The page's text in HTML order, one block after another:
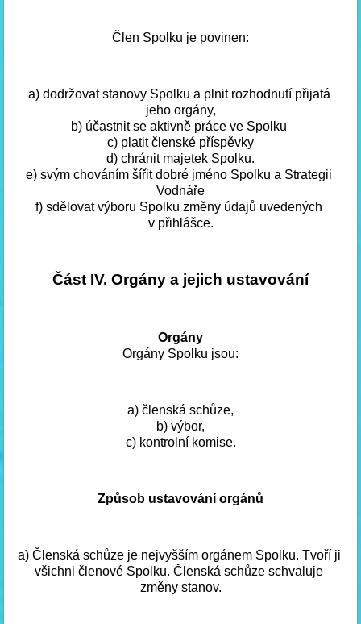
Člen Spolku je povinen:
a) dodržovat stanovy Spolku a plnit rozhodnutí přijatá
jeho orgány,
b) účastnit se aktivně práce ve Spolku
c) platit členské příspěvky
d) chránit majetek Spolku.
e) svým chováním šířit dobré jméno Spolku a Strategii
Vodnáře
f) sdělovat výboru Spolku změny údajů uvedených
v přihlášce.
Část IV. Orgány a jejich ustavování
Orgány
Orgány Spolku jsou:
a) členská schůze,
b) výbor,
c) kontrolní komise.
Způsob ustavování orgánů
a) Členská schůze je nejvyšším orgánem Spolku. Tvoří ji
všichni členové Spolku. Členská schůze schvaluje
změny stanov.